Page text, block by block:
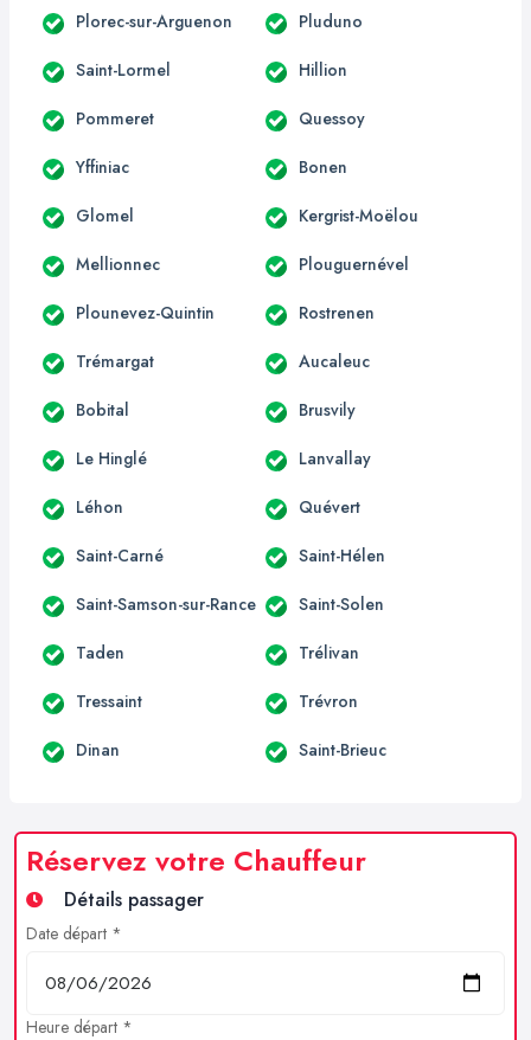
Plorec-sur-Arguenon Pluduno
Saint-Lormel Hillion
Pommeret Quessoy
Yffiniac Bonen
Glomel Kergrist-Moëlou
Mellionnec Plouguernével
Plounevez-Quintin Rostrenen
Trémargat Aucaleuc
Bobital Brusvily
Le Hinglé Lanvallay
Léhon Quévert
Saint-Carné Saint-Hélen
Saint-Samson-sur-Rance Saint-Solen
Taden Trélivan
Tressaint Trévron
Dinan Saint-Brieuc
Réservez votre Chauffeur
Détails passager
Date départ *
Heure départ *